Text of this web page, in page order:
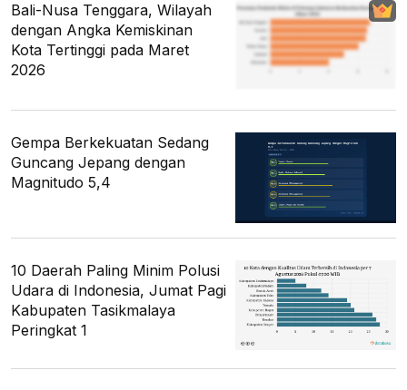
Bali-Nusa Tenggara, Wilayah
dengan Angka Kemiskinan
Kota Tertinggi pada Maret
2026
Gempa Berkekuatan Sedang
Guncang Jepang dengan
Magnitudo 5,4
10 Daerah Paling Minim Polusi
Udara di Indonesia, Jumat Pagi
Kabupaten Tasikmalaya
Peringkat 1